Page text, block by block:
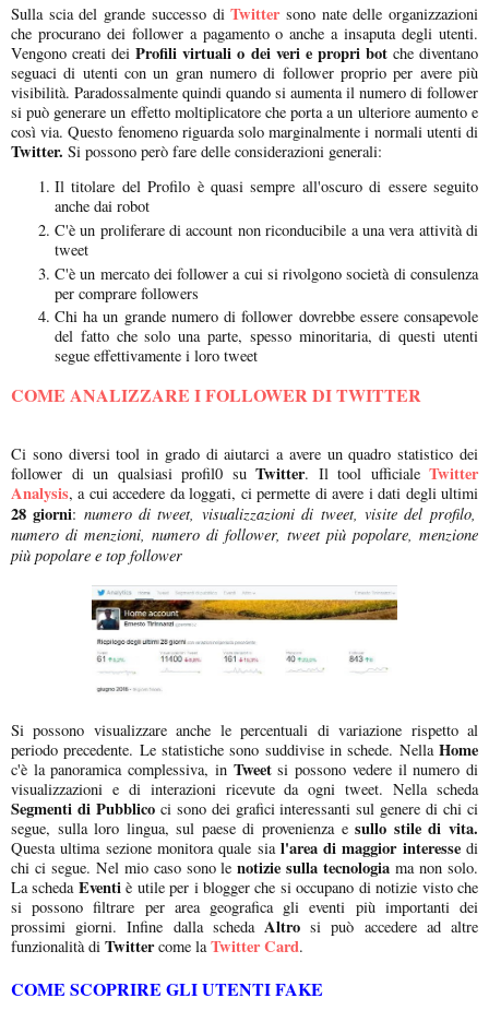
Sulla scia del grande successo diTwittersono nate delle organizzazioni
che procurano dei follower a pagamento o anche a insaputa degli utenti.
Vengono creati deiProfili virtuali o dei veri e propri botche diventano
seguaci di utenti con un gran numero di follower proprio per avere più
visibilità. Paradossalmente quindi quando si aumenta il numero di follower
si può generare un effetto moltiplicatore che porta a un ulteriore aumento e
così via. Questo fenomeno riguarda solo marginalmente i normali utenti di
Twitter. Si possono però fare delle considerazioni generali:
Il titolare del Profilo è quasi sempre all'oscuro di essere seguito
anche dai robot
C'è un proliferare di account non riconducibile a una vera attività di
tweet
C'è un mercato dei follower a cui si rivolgono società di consulenza
per comprare followers
Chi ha un grande numero di follower dovrebbe essere consapevole
del fatto che solo una parte, spesso minoritaria, di questi utenti
segue effettivamente i loro tweet
COME ANALIZZARE I FOLLOWER DI TWITTER
Ci sono diversi tool in grado di aiutarci a avere un quadro statistico dei
follower di un qualsiasi profil0 su Twitter. Il tool ufficiale Twitter
Analysis, a cui accedere da loggati, ci permette di avere i dati degli ultimi
28 giorni: numero di tweet, visualizzazioni di tweet, visite del profilo,
numero di menzioni, numero di follower, tweet più popolare, menzione
più popolare e top follower
Si possono visualizzare anche le percentuali di variazione rispetto al
periodo precedente. Le statistiche sono suddivise in schede. Nella Home
c'è la panoramica complessiva, inTweetsi possono vedere il numero di
visualizzazioni e di interazioni ricevute da ogni tweet. Nella scheda
Segmenti di Pubblicoci sono dei grafici interessanti sul genere di chi ci
segue, sulla loro lingua, sul paese di provenienza esullo stile di vita.
Questa ultima sezione monitora quale sia l'area di maggior interessedi
chi ci segue. Nel mio caso sono lenotizie sulla tecnologia ma non solo.
La schedaEventiè utile per i blogger che si occupano di notizie visto che
si possono filtrare per area geografica gli eventi più importanti dei
prossimi giorni. Infine dalla scheda Altro si può accedere ad altre
funzionalità di Twittercome la Twitter Card.
COME SCOPRIRE GLI UTENTI FAKE